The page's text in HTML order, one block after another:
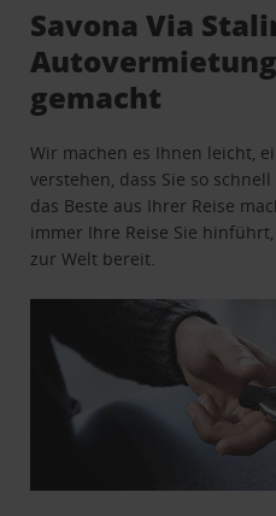
Savona Via
gemacht
Wir machen es Ihnen leicht,
verstehen, dass Sie so
das Beste aus Ihrer Reise
immer Ihre Reise Sie
zur Welt bereit.